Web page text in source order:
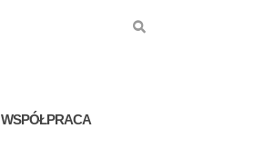
WSPÓŁPRACA